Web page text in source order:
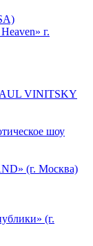
г.
VINITSKY
шоу
(г. Москва)
(г.